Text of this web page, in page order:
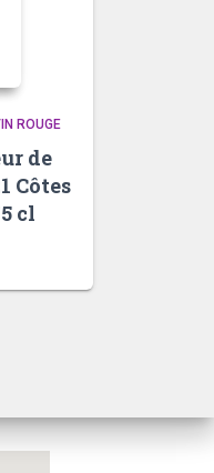
ROUGE
de
Côtes
cl